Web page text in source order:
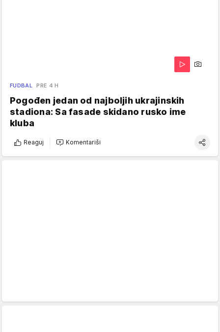
FUDBAL PRE 4 H
Pogođen jedan od najboljih ukrajinskih
stadiona: Sa fasade skidano rusko ime
kluba
Reaguj Komentariši